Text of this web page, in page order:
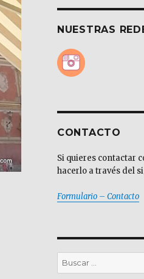
NUESTRAS
CONTACTO
Si quieres contactar
hacerlo a través del
Formulario – Contacto
Buscar
por: